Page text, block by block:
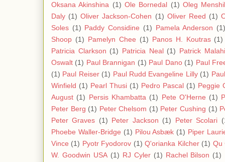
Oksana Akinshina (1) Ole Bornedal (1) Oleg
Daly (1) Oliver Jackson-Cohen (1) Oliver Reed (1)
Soles (1) Paddy Considine (1) Pamela Anderson
Shoop (1) Pamelyn Chee (1) Panos H. Koutras (1)
Patricia Clarkson (1) Patricia Neal (1)
Patrick
Oswalt (1) Paul Brannigan (1) Paul Dano (1) Paul
(1) Paul Reiser (1) Paul Rudd Evangeline Lilly (1)
Winfield (1) Pearl Thusi (1) Pedro Pascal (1) Peggie
August (1) Persis Khambatta (1) Pete O'Herne (1)
Peter Berg (1) Peter Chelsom (1) Peter Cushing (1)
Peter Graves (1) Peter Jackson (1) Peter Scolari
Phoebe Waller-Bridge (1) Pilou Asbæk (1) Piper
Vince (1) Pyotr Fyodorov (1) Q'orianka Kilcher (1) Qu
W. Goodwin USA (1) RJ Cyler (1) Rachel Bilson (1)